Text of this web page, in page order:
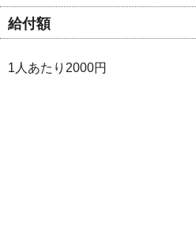
給付額
1人あたり2000円